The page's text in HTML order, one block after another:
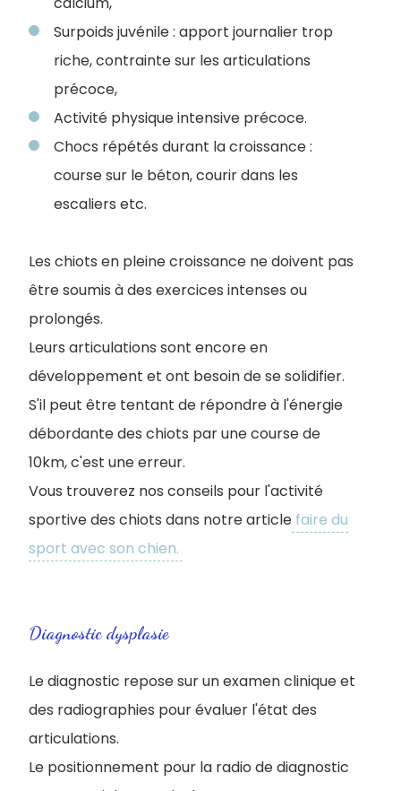
Surpoids juvénile : apport journalier trop
riche, contrainte sur les articulations
précoce,
Activité physique intensive précoce.
Chocs répétés durant la croissance :
course sur le béton, courir dans les
escaliers etc.
Les chiots en pleine croissance ne doivent pas
être soumis à des exercices intenses ou
prolongés.
Leurs articulations sont encore en
développement et ont besoin de se solidifier.
S'il peut être tentant de répondre à l'énergie
débordante des chiots par une course de
10km, c'est une erreur.
Vous trouverez nos conseils pour l'activité
sportive des chiots dans notre article faire du
sport avec son chien.
Diagnostic dysplasie
Le diagnostic repose sur un examen clinique et
des radiographies pour évaluer l'état des
articulations.
Le positionnement pour la radio de diagnostic